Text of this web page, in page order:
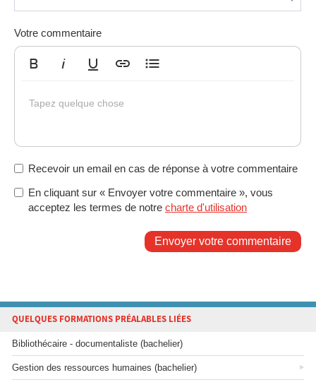
Votre commentaire
Tapez quelque chose
Recevoir un email en cas de réponse à votre commentaire
En cliquant sur « Envoyer votre commentaire », vous
acceptez les termes de notre charte d'utilisation
Envoyer votre commentaire
QUELQUES FORMATIONS PRÉALABLES LIÉES
Bibliothécaire - documentaliste (bachelier)
Gestion des ressources humaines (bachelier)